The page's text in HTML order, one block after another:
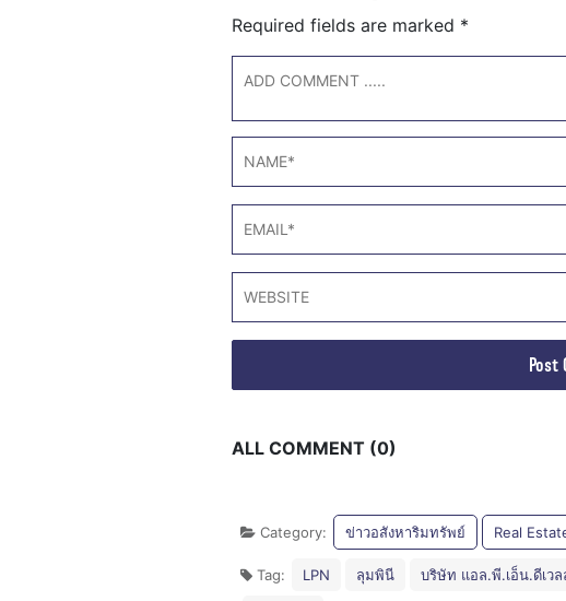
Required fields are marked *
ALL COMMENT (0)
Category: ข่าวอสังหาริมทรัพย์ Real
Tag: LPN ลุมพินี บริษัท แอล.พี.เอ็น.ดีเว